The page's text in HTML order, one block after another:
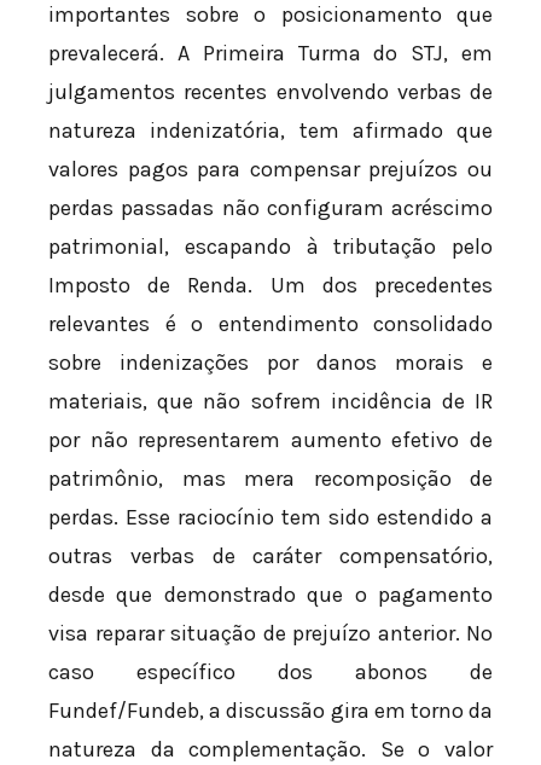
importantes sobre o posicionamento que
prevalecerá. A Primeira Turma do STJ, em
julgamentos recentes envolvendo verbas de
natureza indenizatória, tem afirmado que
valores pagos para compensar prejuízos ou
perdas passadas não configuram acréscimo
patrimonial, escapando à tributação pelo
Imposto de Renda. Um dos precedentes
relevantes é o entendimento consolidado
sobre indenizações por danos morais e
materiais, que não sofrem incidência de IR
por não representarem aumento efetivo de
patrimônio, mas mera recomposição de
perdas. Esse raciocínio tem sido estendido a
outras verbas de caráter compensatório,
desde que demonstrado que o pagamento
visa reparar situação de prejuízo anterior. No
caso específico dos abonos de
Fundef/Fundeb, a discussão gira em torno da
natureza da complementação. Se o valor